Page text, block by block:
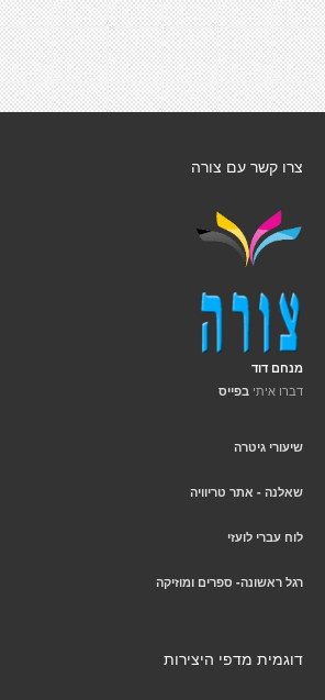
צרו קשר עם צורה
מנחם דוד
דברו איתי בפייס
שיעורי גיטרה
שאלנה - אתר טריוויה
לוח עברי לועזי
רגל ראשונה- ספרים ומוזיקה
דוגמית מדפי היצירות